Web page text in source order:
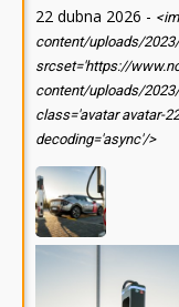
22 dubna 2026 -
content/uploads/
srcset='https://
content/uploads/
class='avatar avatar-
decoding='async'/>